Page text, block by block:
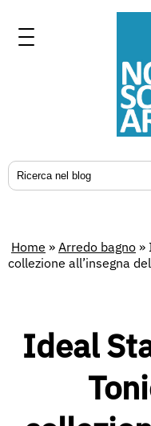
Home » Arredo bagno »
collezione all’insegna
Ideal